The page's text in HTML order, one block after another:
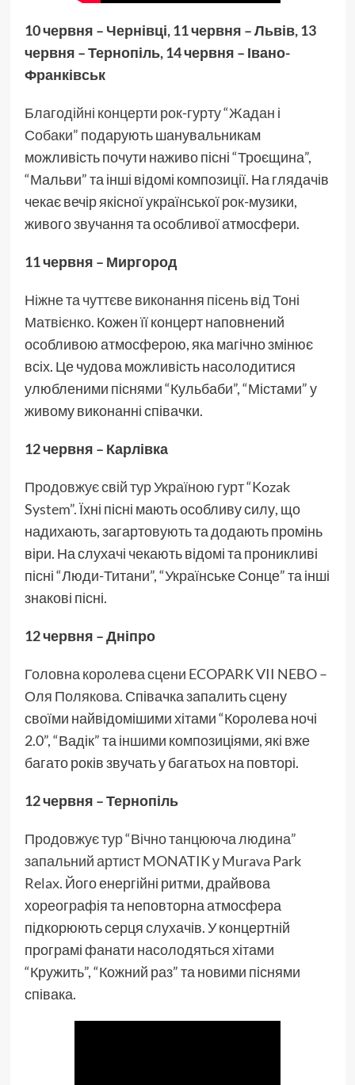
10 червня – Чернівці, 11 червня – Львів, 13
червня – Тернопіль, 14 червня – Івано-
Франківськ
Благодійні концерти рок-гурту “Жадан і
Собаки” подарують шанувальникам
можливість почути наживо пісні “Троєщина”,
“Мальви” та інші відомі композиції. На глядачів
чекає вечір якісної української рок-музики,
живого звучання та особливої атмосфери.
11 червня – Миргород
Ніжне та чуттєве виконання пісень від Тоні
Матвієнко. Кожен її концерт наповнений
особливою атмосферою, яка магічно змінює
всіх. Це чудова можливість насолодитися
улюбленими піснями “Кульбаби”, “Містами” у
живому виконанні співачки.
12 червня – Карлівка
Продовжує свій тур Україною гурт “Kozak
System”.Їхні пісні мають особливу силу, що
надихають, загартовують та додають промінь
віри. На слухачі чекають відомі та проникливі
пісні “Люди-Титани”, “Українське Сонце” та інші
знакові пісні.
12 червня – Дніпро
Головна королева сцени ECOPARK VII NEBO –
Оля Полякова. Співачка запалить сцену
своїми найвідомішими хітами “Королева ночі
2.0”, “Вадік” та іншими композиціями, які вже
багато років звучать у багатьох на повторі.
12 червня – Тернопіль
Продовжує тур “Вічно танцююча людина”
запальний артист MONATIK у Murava Park
Relax. Його енергійні ритми, драйвова
хореографія та неповторна атмосфера
підкорюють серця слухачів. У концертній
програмі фанати насолодяться хітами
“Кружить”, “Кожний раз” та новими піснями
співака.